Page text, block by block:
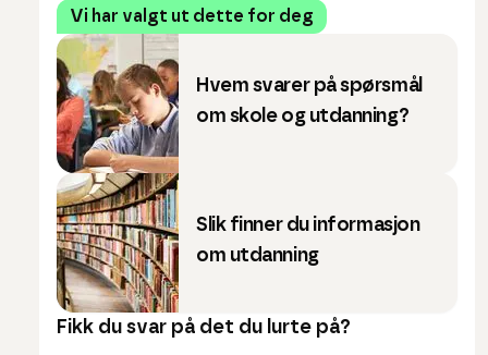
Vi har valgt ut dette for deg
Hvem svarer på spørsmål
om skole og utdanning?
Slik finner du informasjon
om utdanning
Fikk du svar på det du lurte på?